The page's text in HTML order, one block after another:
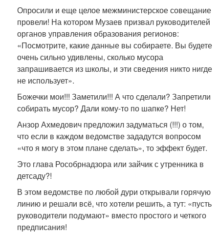
Опросили и еще целое межминистерское совещание
провели! На котором Музаев призвал руководителей
органов управления образования регионов:
«Посмотрите, какие данные вы собираете. Вы будете
очень сильно удивлены, сколько мусора
запрашивается из школы, и эти сведения никто нигде
не использует».
Божечки мои!!! Заметили!!! А что сделали? Запретили
собирать мусор? Дали кому-то по шапке? Нет!
Анзор Ахмедович предложил задуматься (!!!) о том,
что если в каждом ведомстве зададутся вопросом
«что я могу в этом плане сделать», то эффект будет.
Это глава Рособрнадзора или зайчик с утренника в
детсаду?!
В этом ведомстве по любой дури открывали горячую
линию и решали всё, что хотели решить, а тут: «пусть
руководители подумают» вместо простого и четкого
предписания!